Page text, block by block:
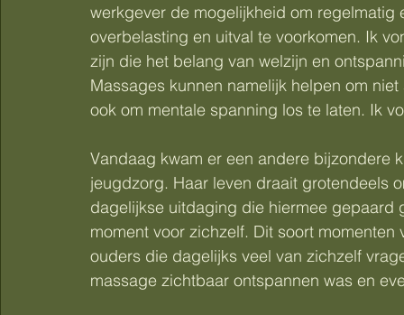
werkgever de mogelijkheid om
overbelasting en uitval te voorkomen. Ik
zijn die het belang van welzijn en
Massages kunnen namelijk helpen om
ook om mentale spanning los te laten. Ik
Vandaag kwam er een andere bijzondere
jeugdzorg. Haar leven draait grotendeels
dagelijkse uitdaging die hiermee
moment voor zichzelf. Dit soort
ouders die dagelijks veel van zichzelf
massage zichtbaar ontspannen was en